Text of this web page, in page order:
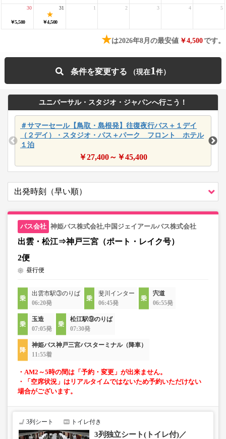
￥5,500
30
￥4,500
31 1 2 3 4 5
★は2026年8月の最安値 ￥4,500です。
条件を変更する 1
ユニバーサル・スタジオ・ジャパンへ行こう！
＃サマーセール【鳥取・島根発】往復夜行バス＋１デイ
（２デイ）・スタジオ・パス＋パーク フロント ホテル
１泊
￥27,400～￥45,400
神姫バス株式会社,中国ジェイアールバス株式会社
出雲・松江⇒神戸三宮（ポート・レイク号）
2便
昼行便
出雲市駅③のりば
06:20発
斐川インター
06:45発
宍道
06:55発
玉造
07:05発
松江駅⑨のりば
07:30発
神姫バス神戸三宮バスターミナル（降車）
11:55着
・AM2～5時の間は「予約・変更」が出来ません。
・「空席状況」はリアルタイムではないため予約いただけない
場合がございます。
3列シート トイレ付き
3列独立シート(トイレ付)／